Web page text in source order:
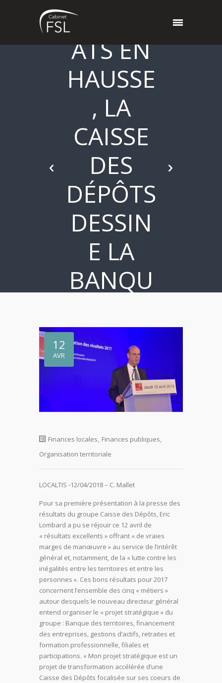
RÉSULT
ATS EN
HAUSSE
, LA
CAISSE
DES
DÉPÔTS
DESSIN
E LA
BANQU
TERRIT
OIRES
12
AVR
Finances locales, Finances publiques,
Organisation territoriale
LOCALTIS -12/04/2018 – C. Mallet
Pour sa première présentation à la presse des
résultats du groupe Caisse des Dépôts, Eric
Lombard a pu se réjouir ce 12 avril de
« résultats excellents » offrant « de vraies
marges de manœuvre » au service de l’intérêt
général et, notamment, de la « lutte contre les
inégalités entre les territoires et entre les
personnes ». Ces bons résultats pour 2017
concernent l’ensemble des cinq « métiers »
autour desquels le nouveau directeur général
entend organiser le « projet stratégique » du
groupe : Banque des territoires, financement
des entreprises, gestions d’actifs, retraites et
formation professionnelle, filiales et
participations. « Mon projet stratégique est un
projet de transformation accélérée d’une
Caisse des Dépôts focalisée sur ses coeurs de